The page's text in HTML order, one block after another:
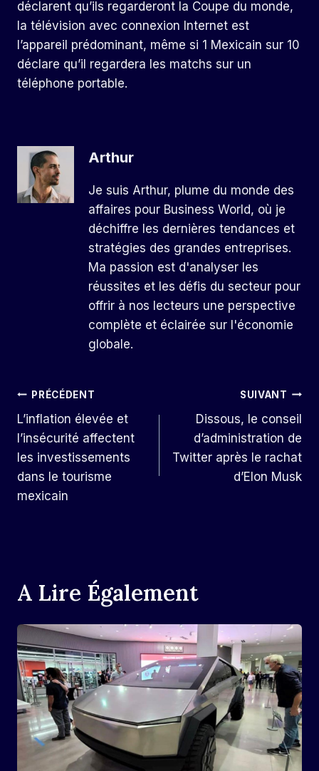
déclarent qu’ils regarderont la Coupe du monde,
la télévision avec connexion Internet est
l’appareil prédominant, même si 1 Mexicain sur 10
déclare qu’il regardera les matchs sur un
téléphone portable.
Arthur
Je suis Arthur, plume du monde des
affaires pour Business World, où je
déchiffre les dernières tendances et
stratégies des grandes entreprises.
Ma passion est d'analyser les
réussites et les défis du secteur pour
offrir à nos lecteurs une perspective
complète et éclairée sur l'économie
globale.
Navigation
De
L’article
PRÉCÉDENT
L’inflation élevée et
l’insécurité affectent
les investissements
dans le tourisme
mexicain
SUIVANT
Dissous, le conseil
d’administration de
Twitter après le rachat
d’Elon Musk
A Lire Également